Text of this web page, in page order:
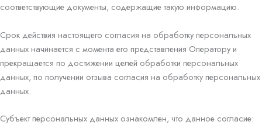
соответствующие документы, содержащие такую информацию.
Срок действия настоящего согласия на обработку персональных
данных начинается с момента его представления Оператору и
прекращается по достижении целей обработки персональных
данных, по получении отзыва согласия на обработку персональных
данных.
Субъект персональных данных ознакомлен, что данное согласие: